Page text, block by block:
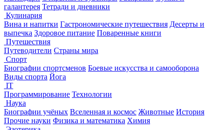
галантерея Тетради и дневники
Кулинария
Вина и напитки Гастрономические путешествия Десерты и
выпечка Здоровое питание Поваренные книги
Путешествия
Путеводители Страны мира
Спорт
Биографии спортсменов Боевые искусства и самооборона
Виды спорта Йога
IT
Программирование Технологии
Наука
Биографии учёных Вселенная и космос Животные История
Прочие науки Физика и математика Химия